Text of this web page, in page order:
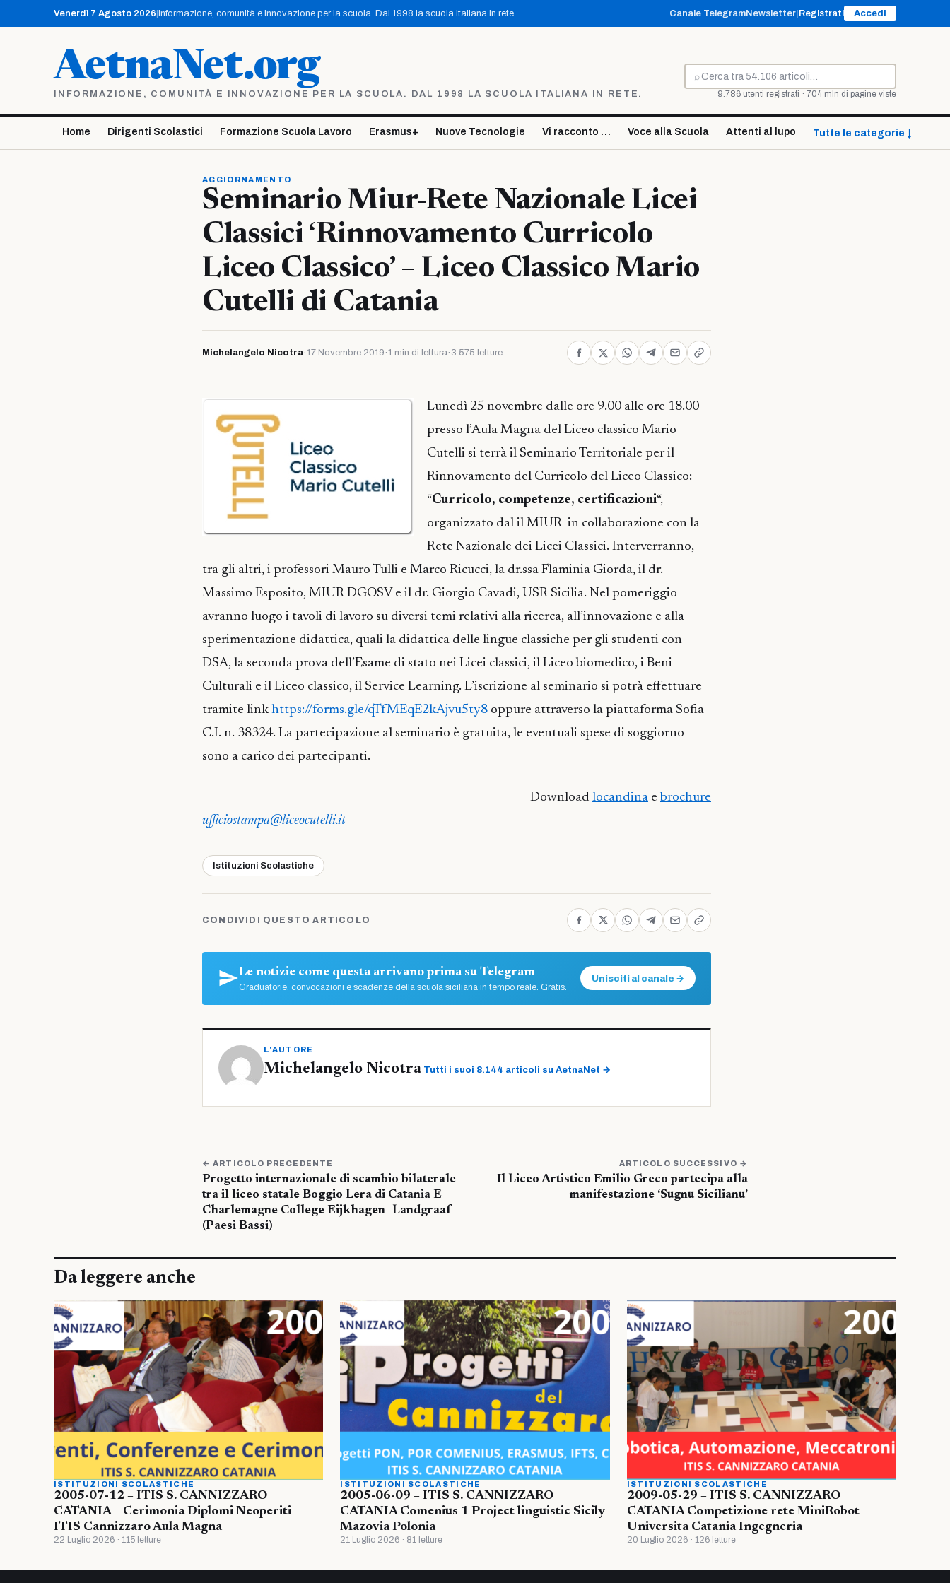
contenuto
Venerdì 7 Agosto 2026 Informazione, comunità e innovazione per la scuola. Dal 1998 la scuola italiana in rete. Canale TelegramNewsletter Registrati Accedi
AetnaNet.org
INFORMAZIONE, COMUNITÀ E INNOVAZIONE PER LA SCUOLA. DAL 1998 LA SCUOLA ITALIANA IN RETE.
⌕
Cerca
9.786 utenti registrati · 704 mln di pagine viste
Home Dirigenti Scolastici Formazione Scuola Lavoro Erasmus+ Nuove Tecnologie Vi racconto … Voce alla Scuola Attenti al lupo Tutte le categorie ↓
AGGIORNAMENTO
Seminario Miur-Rete Nazionale Licei
Classici ‘Rinnovamento Curricolo
Liceo Classico’ – Liceo Classico Mario
Cutelli di Catania
Michelangelo Nicotra·17 Novembre 2019 ·1 min di lettura· 3.575 letture
Lunedì 25 novembre dalle ore 9.00 alle ore 18.00
presso l’Aula Magna del Liceo classico Mario
Cutelli si terrà il Seminario Territoriale per il
Rinnovamento del Curricolo del Liceo Classico:
“Curricolo, competenze, certificazioni“,
organizzato dal il MIUR in collaborazione con la
Rete Nazionale dei Licei Classici. Interverranno,
tra gli altri, i professori Mauro Tulli e Marco Ricucci, la dr.ssa Flaminia Giorda, il dr.
Massimo Esposito, MIUR DGOSV e il dr. Giorgio Cavadi, USR Sicilia. Nel pomeriggio
avranno luogo i tavoli di lavoro su diversi temi relativi alla ricerca, all’innovazione e alla
sperimentazione didattica, quali la didattica delle lingue classiche per gli studenti con
DSA, la seconda prova dell’Esame di stato nei Licei classici, il Liceo biomedico, i Beni
Culturali e il Liceo classico, il Service Learning. L’iscrizione al seminario si potrà effettuare
tramite linkhttps://forms.gle/qTfMEqE2kAjvu5ty8 oppure attraverso la piattaforma Sofia
C.I. n. 38324. La partecipazione al seminario è gratuita, le eventuali spese di soggiorno
sono a carico dei partecipanti.
Download locandina e brochure
ufficiostampa@liceocutelli.it
Istituzioni Scolastiche
CONDIVIDI QUESTO ARTICOLO
Le notizie come questa arrivano prima su Telegram
Graduatorie, convocazioni e scadenze della scuola siciliana in tempo reale. Gratis.
Unisciti al canale →
L'AUTORE
Michelangelo Nicotra Tutti i suoi 8.144 articoli su AetnaNet →
← ARTICOLO PRECEDENTE
Progetto internazionale di scambio bilaterale
tra il liceo statale Boggio Lera di Catania E
Charlemagne College Eijkhagen- Landgraaf
(Paesi Bassi)
ARTICOLO SUCCESSIVO →
Il Liceo Artistico Emilio Greco partecipa alla
manifestazione ‘Sugnu Sicilianu’
Da leggere anche
ISTITUZIONI SCOLASTICHE
2005-07-12 – ITIS S. CANNIZZARO
CATANIA – Cerimonia Diplomi Neoperiti –
ITIS Cannizzaro Aula Magna
22 Luglio 2026 · 115 letture
ISTITUZIONI SCOLASTICHE
2005-06-09 – ITIS S. CANNIZZARO
CATANIA Comenius 1 Project linguistic Sicily
Mazovia Polonia
21 Luglio 2026 · 81 letture
ISTITUZIONI SCOLASTICHE
2009-05-29 – ITIS S. CANNIZZARO
CATANIA Competizione rete MiniRobot
Universita Catania Ingegneria
20 Luglio 2026 · 126 letture